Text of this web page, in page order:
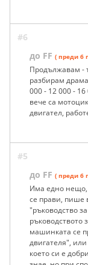
#6
до FF ( преди 6
Продължавам -
разбирам
000 - 12 000 -
вече са
двигател,
#5
до FF ( преди 6
Има едно нещо,
се прави, пише
"ръководство
ръководството
машинката се
двигателя",
което си е